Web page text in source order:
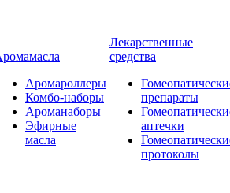
Аромароллеры
Комбо-наборы
Ароманаборы
Эфирные
масла
Лекарственные
средства
препараты
аптечки
протоколы